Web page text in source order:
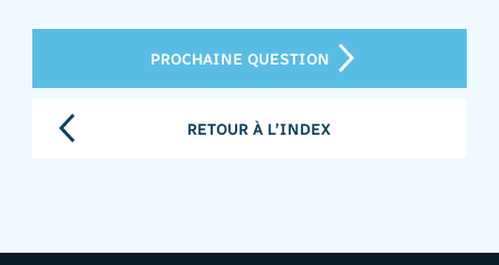
PROCHAINE QUESTION
RETOUR À L’INDEX